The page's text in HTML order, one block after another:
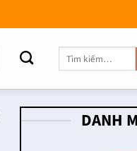
Tìm
kiếm:
DANH